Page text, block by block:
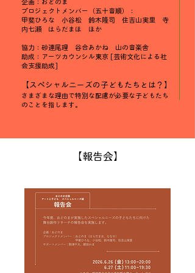
企画：おどのま
プロジェクトメンバー（五十音順）：
​甲斐ひろな 小谷松 鈴木隆司 住吉山実里 寺
内七瀬 はらだまほ ほか
協力：砂連尾理 谷合あかね 山の音楽舎
​助成：アーツカウンシル東京 [芸術文化による社
会支援助成]
【スペシャルニーズの子どもたちとは？】
​さまざまな理由で特別な配慮が必要な子どもたち
のことを指します。
【報告会】